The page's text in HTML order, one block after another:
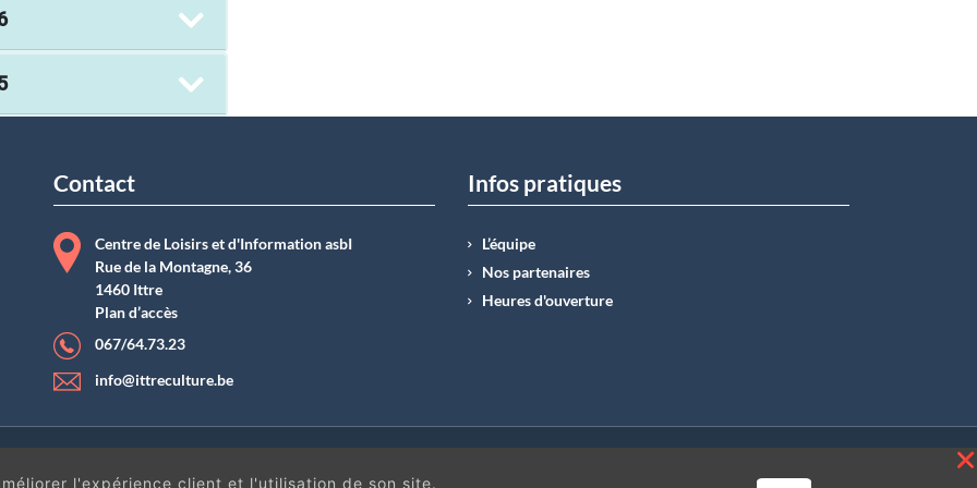
Contact
Centre de Loisirs et d'Information asbI
Rue de la Montagne, 36
1460 Ittre
Plan d’accès
067/64.73.23
info@ittreculture.be
Infos pratiques
L’équipe
Nos partenaires
Heures d'ouverture
légales | Conditions générales de vente | N°Entreprise : BE0414.742.009 |
l'expérience client et l'utilisation de son site.